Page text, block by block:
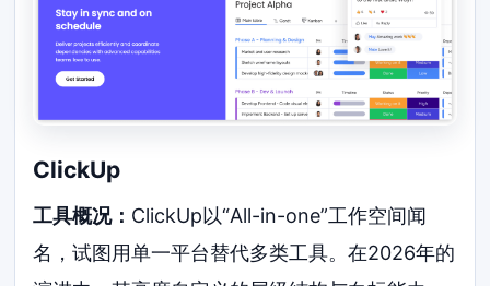
ClickUp
工具概况： ClickUp以“All-in-one”工作空间闻
名，试图用单一平台替代多类工具。在2026年的